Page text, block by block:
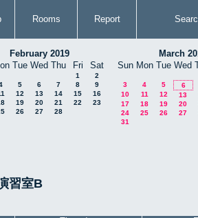
Rooms Report
February 2019
Tue Wed Thu Fri Sat
1
2
5 6 7 8
9
12 13 14 15
16
19 20 21 22
23
26 27 28
March
Sun Mon Tue Wed
3
4 5 6
10
11 12 13
17
18 19 20
24
25 26 27
31
習室B